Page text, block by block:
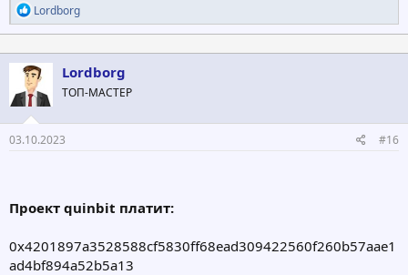
Р
е
а
к
ц
и
и
Lordborg
Lordborg
ТОП-МАСТЕР
03.10.2023 #16
Проект quinbit платит:
0x4201897a3528588cf5830ff68ead309422560f260b57aae1
ad4bf894a52b5a13